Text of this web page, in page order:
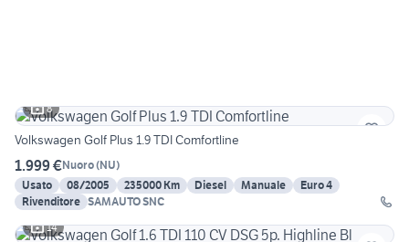
8
Volkswagen Golf Plus 1.9 TDI Comfortline
1.999 €Nuoro(NU)
Usato
08/2005 235000 Km Diesel Manuale
Euro 4
Rivenditore SAMAUTO SNC
14